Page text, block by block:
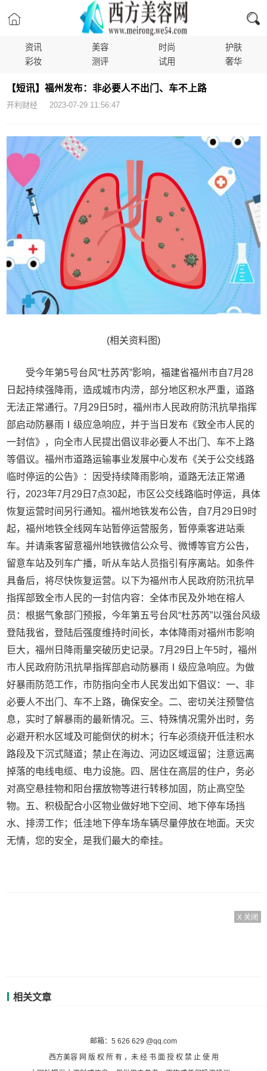
资讯 美容 时尚
护肤
彩妆
测评 试用 奢华
【短讯】福州发布：非必要人不出门、车不上路
开利财经 2023-07-29 11:56:47
(相关资料图)
受今年第5号台风“杜苏芮”影响，福建省福州市自7月28
日起持续强降雨，造成城市内涝，部分地区积水严重，道路
无法正常通行。7月29日5时，福州市人民政府防汛抗旱指挥
部启动防暴雨Ⅰ级应急响应，并于当日发布《致全市人民的
一封信》，向全市人民提出倡议非必要人不出门、车不上路
等倡议。福州市道路运输事业发展中心发布《关于公交线路
临时停运的公告》：因受持续降雨影响，道路无法正常通
行，2023年7月29日7点30起，市区公交线路临时停运，具体
恢复运营时间另行通知。福州地铁发布公告，自7月29日9时
起，福州地铁全线网车站暂停运营服务，暂停乘客进站乘
车。并请乘客留意福州地铁微信公众号、微博等官方公告，
留意车站及列车广播，听从车站人员指引有序离站。如条件
具备后，将尽快恢复运营。以下为福州市人民政府防汛抗旱
指挥部致全市人民的一封信内容：全体市民及外地在榕人
员：根据气象部门预报，今年第五号台风“杜苏芮”以强台风级
登陆我省，登陆后强度维持时间长，本体降雨对福州市影响
巨大，福州日降雨量突破历史记录。7月29日上午5时，福州
市人民政府防汛抗旱指挥部启动防暴雨Ⅰ级应急响应。为做
好暴雨防范工作，市防指向全市人民发出如下倡议：一、非
必要人不出门、车不上路，确保安全。二、密切关注预警信
息，实时了解暴雨的最新情况。三、特殊情况需外出时，务
必避开积水区域及可能倒伏的树木；行车必须绕开低洼积水
路段及下沉式隧道；禁止在海边、河边区域逗留；注意远离
掉落的电线电缆、电力设施。四、居住在高层的住户，务必
对高空悬挂物和阳台摆放物等进行转移加固，防止高空坠
物。五、积极配合小区物业做好地下空间、地下停车场挡
水、排涝工作；低洼地下停车场车辆尽量停放在地面。天灾
无情，您的安全，是我们最大的牵挂。
X 关闭
相关文章
邮箱：5 626 629 @qq.com
西方美容 网 版 权 所 有 ，未 经 书 面 授 权 禁 止 使 用